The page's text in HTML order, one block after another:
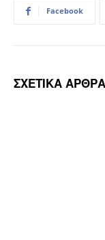
Facebook
ΣΧΕΤΙΚΑ ΑΡΘΡΑ